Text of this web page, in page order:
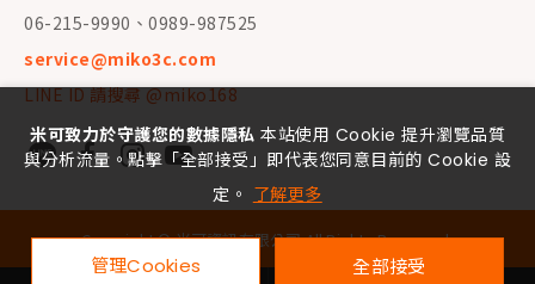
06-215-9990、0989-987525
service@miko3c.com
LINE ID 請搜尋 @miko168
Copyright ©米可資訊有限公司All Rights Reserved.
米可致力於守護您的數據隱私 本站使用 Cookie 提升瀏覽品質
與分析流量。點擊「全部接受」即代表您同意目前的 Cookie 設
定。 了解更多
管理Cookies 全部接受